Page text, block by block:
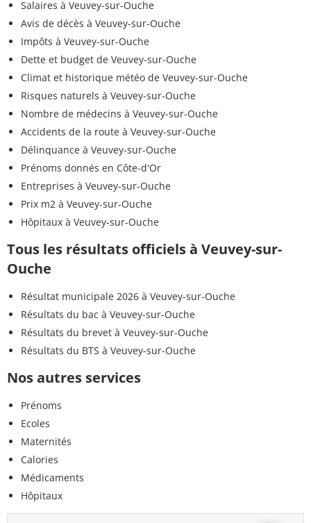
Salaires à Veuvey-sur-Ouche
Avis de décès à Veuvey-sur-Ouche
Impôts à Veuvey-sur-Ouche
Dette et budget de Veuvey-sur-Ouche
Climat et historique météo de Veuvey-sur-Ouche
Risques naturels à Veuvey-sur-Ouche
Nombre de médecins à Veuvey-sur-Ouche
Accidents de la route à Veuvey-sur-Ouche
Délinquance à Veuvey-sur-Ouche
Prénoms donnés en Côte-d'Or
Entreprises à Veuvey-sur-Ouche
Prix m2 à Veuvey-sur-Ouche
Hôpitaux à Veuvey-sur-Ouche
Tous les résultats officiels à Veuvey-sur-
Ouche
Résultat municipale 2026 à Veuvey-sur-Ouche
Résultats du bac à Veuvey-sur-Ouche
Résultats du brevet à Veuvey-sur-Ouche
Résultats du BTS à Veuvey-sur-Ouche
Nos autres services
Prénoms
Ecoles
Maternités
Calories
Médicaments
Hôpitaux